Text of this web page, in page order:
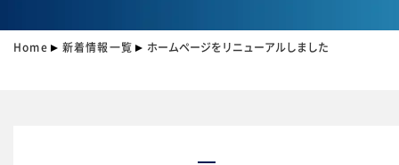
Home 新着情報一覧 ホームページをリニューアルしました